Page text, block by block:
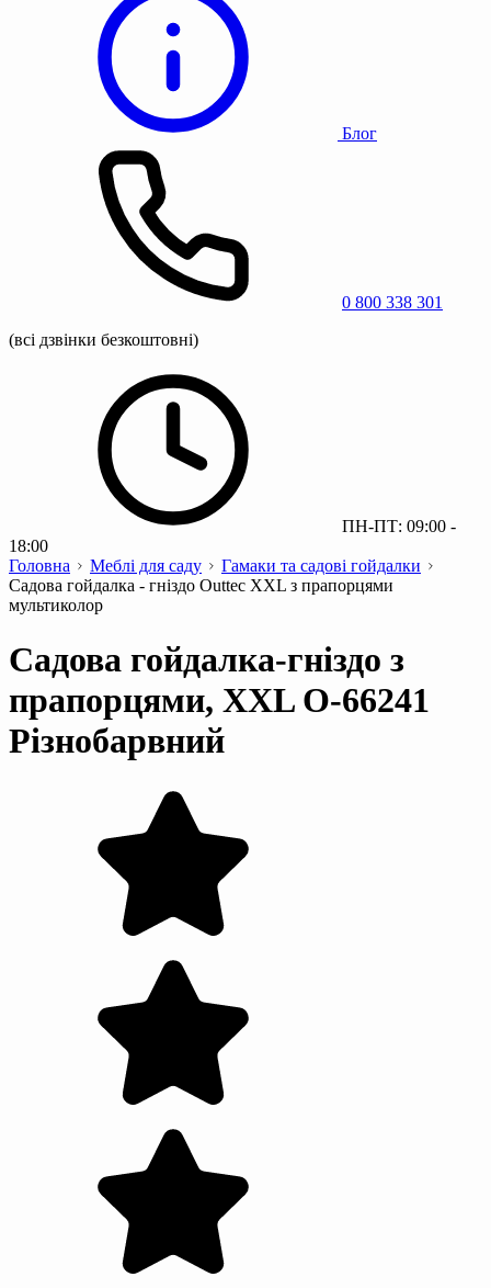
Блог
0 800 338 301
(всі дзвінки безкоштовні)
ПН-ПТ: 09:00 -
18:00
Головна
Меблі для саду
Гамаки та садові гойдалки
Садова гойдалка - гніздо Outtec XXL з прапорцями
мультиколор
Садова гойдалка-гніздо з
прапорцями, XXL O-66241
Різнобарвний